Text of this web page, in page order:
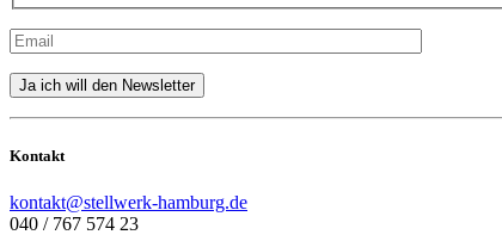
Kontakt
kontakt@stellwerk-hamburg.de
040 / 767 574 23